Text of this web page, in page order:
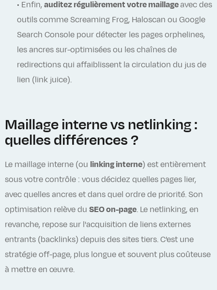
• Enfin, auditez régulièrement votre maillageavec des
outils comme Screaming Frog, Haloscan ou Google
Search Console pour détecter les pages orphelines,
les ancres sur-optimisées ou les chaînes de
redirections qui affaiblissent la circulation du jus de
lien (link juice).
Maillage interne vs netlinking :
quelles différences ?
Le maillage interne (ou linking interne) est entièrement
sous votre contrôle : vous décidez quelles pages lier,
avec quelles ancres et dans quel ordre de priorité. Son
optimisation relève du SEO on-page. Le netlinking, en
revanche, repose sur l'acquisition de liens externes
entrants (backlinks) depuis des sites tiers. C'est une
stratégie off-page, plus longue et souvent plus coûteuse
à mettre en œuvre.